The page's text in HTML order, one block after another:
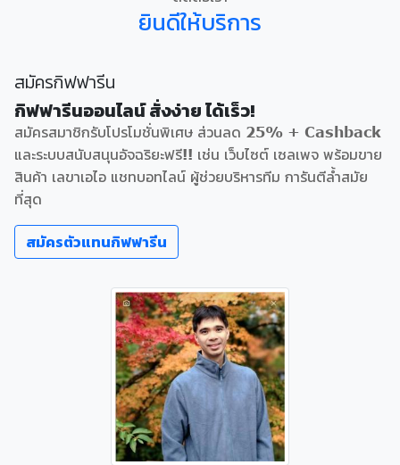
ยินดีให้บริการ
สมัครกิฟฟารีน
กิฟฟารีนออนไลน์ สั่งง่าย ได้เร็ว!
สมัครสมาชิกรับโปรโมชั่นพิเศษ ส่วนลด 25% + Cashback
และระบบสนับสนุนอัจฉริยะฟรี!! เช่น เว็บไซต์ เซลเพจ พร้อมขาย
สินค้า เลขาเอไอ แชทบอทไลน์ ผู้ช่วยบริหารทีม การันตีล้ำสมัย
ที่สุด
สมัครตัวแทนกิฟฟารีน